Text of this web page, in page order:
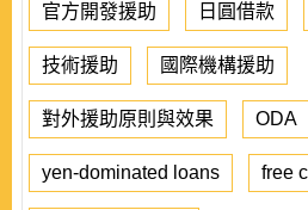
官方開發援助 日圓借款
技術援助 國際機構援助
對外援助原則與效果 ODA
yen-dominated loans free